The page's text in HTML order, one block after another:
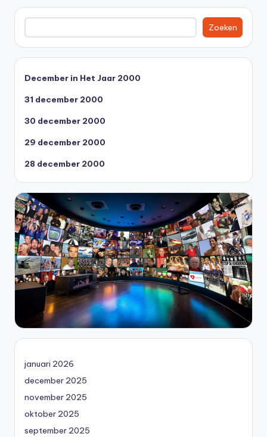
Zoeken
Zoeken
December in Het Jaar 2000
31 december 2000
30 december 2000
29 december 2000
28 december 2000
januari 2026
december 2025
november 2025
oktober 2025
september 2025